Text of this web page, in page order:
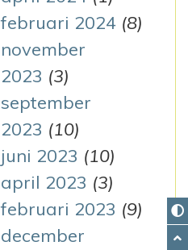
februari 2024 (8)
november
2023 (3)
september
2023 (10)
juni 2023 (10)
april 2023 (3)
februari 2023 (9)
december